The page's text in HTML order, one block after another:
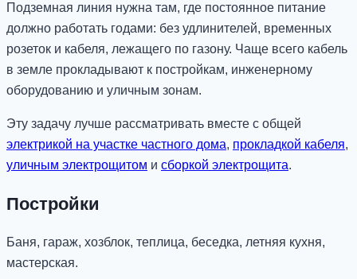
Подземная линия нужна там, где постоянное питание
должно работать годами: без удлинителей, временных
розеток и кабеля, лежащего по газону. Чаще всего кабель
в земле прокладывают к постройкам, инженерному
оборудованию и уличным зонам.
Эту задачу лучше рассматривать вместе с общей
электрикой на участке частного дома, прокладкой кабеля,
уличным электрощитом и сборкой электрощита.
Постройки
Баня, гараж, хозблок, теплица, беседка, летняя кухня,
мастерская.